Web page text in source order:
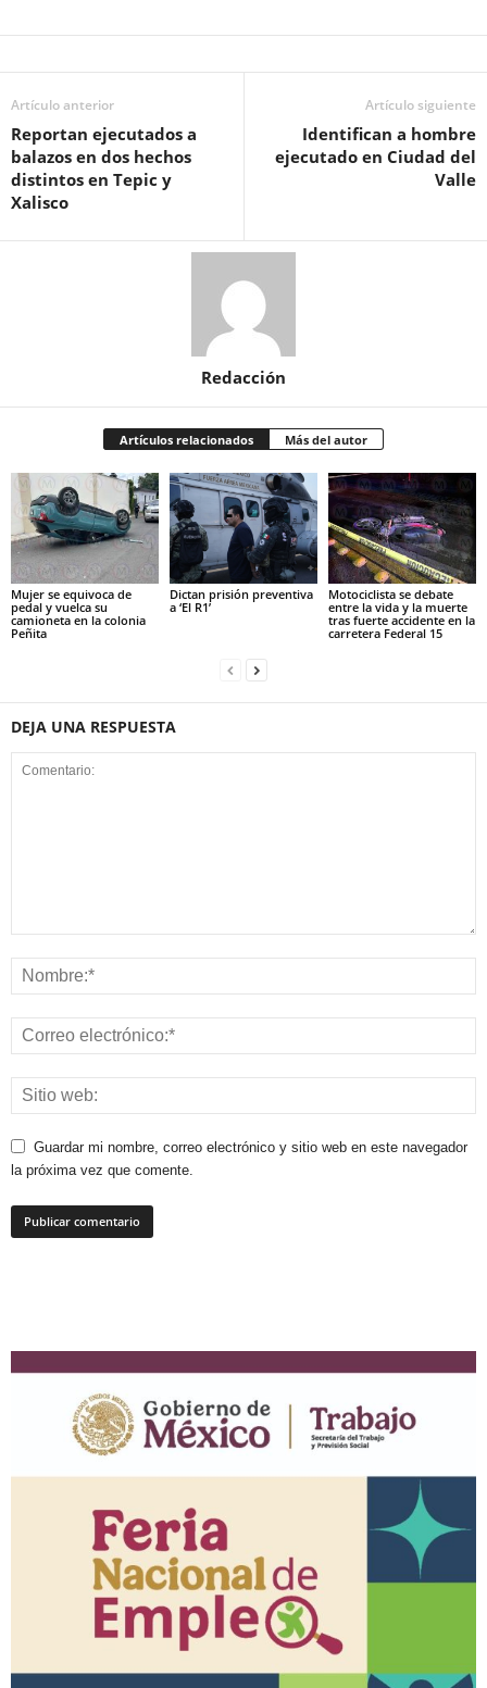
Artículo anterior
Reportan ejecutados a
balazos en dos hechos
distintos en Tepic y
Xalisco
Artículo siguiente
Identifican a hombre
ejecutado en Ciudad del
Valle
Redacción
Artículos relacionados Más del autor
Mujer se equivoca de
pedal y vuelca su
camioneta en la colonia
Peñita
Dictan prisión preventiva
a ‘El R1’
Motociclista se debate
entre la vida y la muerte
tras fuerte accidente en la
carretera Federal 15
DEJA UNA RESPUESTA
Guardar mi nombre, correo electrónico y sitio web en este navegador
la próxima vez que comente.